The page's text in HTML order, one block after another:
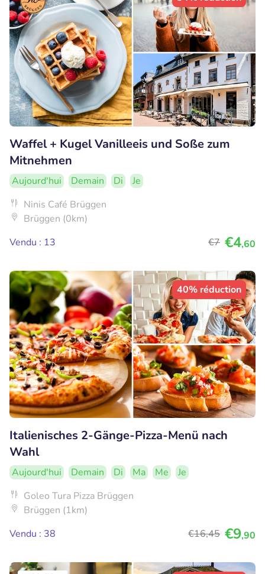
Waffel + Kugel Vanilleeis und Soße zum
Mitnehmen
Aujourd'hui Demain Di
Je
Ninis Café Brüggen
Brüggen (0km)
Vendu : 13
€7 €4,60
40% réduction
Italienisches 2-Gänge-Pizza-Menü nach
Wahl
Aujourd'hui Demain Di Ma Me
Je
Goleo Tura Pizza Brüggen
Brüggen (1km)
Vendu : 38
€16,45 €9,90